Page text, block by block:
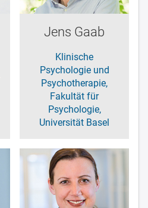
Jens Gaab
Klinische
Psychologie und
Psychotherapie,
Fakultät für
Psychologie,
Universität Basel